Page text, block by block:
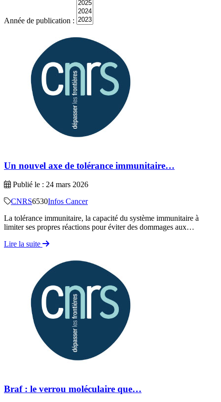
Année de publication :
Un nouvel axe de tolérance immunitaire…
Publié le : 24 mars 2026
CNRS6530Infos Cancer
La tolérance immunitaire, la capacité du système immunitaire à
limiter ses propres réactions pour éviter des dommages aux…
Lire la suite
Braf : le verrou moléculaire que…